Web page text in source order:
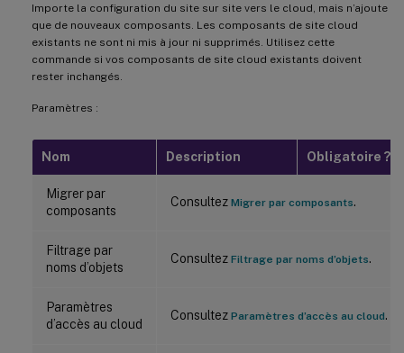
Importe la configuration du site sur site vers le cloud, mais n’ajoute
que de nouveaux composants. Les composants de site cloud
existants ne sont ni mis à jour ni supprimés. Utilisez cette
commande si vos composants de site cloud existants doivent
rester inchangés.
Paramètres :
Nom Description Obligatoire ?
Migrer par
composants
Consultez Migrer par composants.
Filtrage par
noms d’objets
Consultez Filtrage par noms d’objets.
Paramètres
d’accès au cloud
Consultez Paramètres d’accès au cloud.